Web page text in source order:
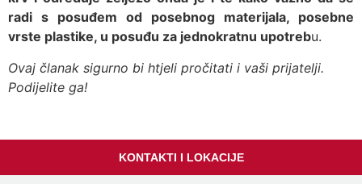
radi s posuđem od posebnog materijala, posebne
vrste plastike, u posuđu za jednokratnu upotrebu.
Ovaj članak sigurno bi htjeli pročitati i vaši prijatelji.
Podijelite ga!
KONTAKTI I LOKACIJE